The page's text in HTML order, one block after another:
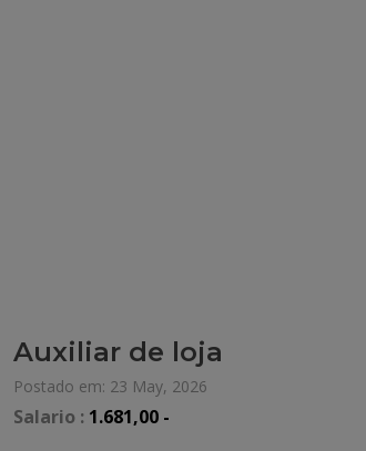
Auxiliar de loja
Postado em: 23 May, 2026
Salario : 1.681,00 -